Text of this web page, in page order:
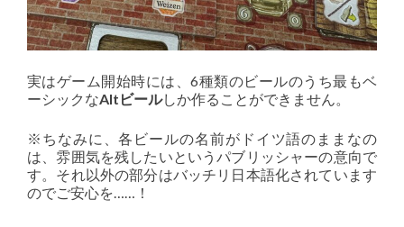
実はゲーム開始時には、6種類のビールのうち最もベ
ーシックなAltビールしか作ることができません。
※ちなみに、各ビールの名前がドイツ語のままなの
は、雰囲気を残したいというパブリッシャーの意向で
す。それ以外の部分はバッチリ日本語化されています
のでご安心を……！